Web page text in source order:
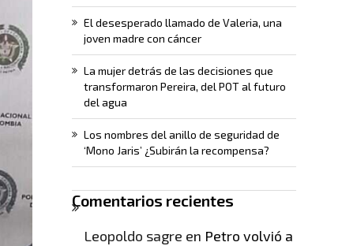
El desesperado llamado de Valeria, una
joven madre con cáncer
La mujer detrás de las decisiones que
transformaron Pereira, del POT al futuro
del agua
Los nombres del anillo de seguridad de
‘Mono Jaris’ ¿Subirán la recompensa?
Comentarios recientes
Leopoldo sagre en Petro volvió a